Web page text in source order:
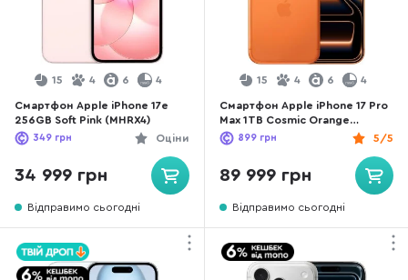
15 4 6 4
Смартфон Apple iPhone 17e
256GB Soft Pink (MHRX4)
Оціни
349 грн
34 999 грн
Відправимо сьогодні
15 4 6 4
Смартфон Apple iPhone 17 Pro
Max 1TB Cosmic Orange
(MFYW4)
5/5
899 грн
89 999 грн
Відправимо сьогодні